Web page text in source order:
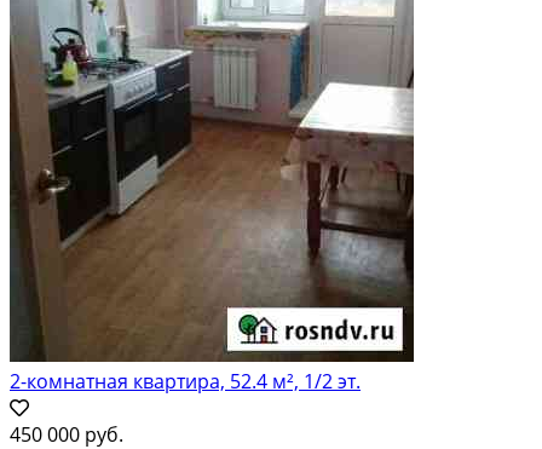
2-комнатная квартира, 52.4 м², 1/2 эт.
450 000 руб.